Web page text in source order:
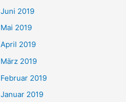
Juni 2019
Mai 2019
April 2019
März 2019
Februar 2019
Januar 2019